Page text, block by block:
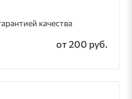
качества
от 200 руб.